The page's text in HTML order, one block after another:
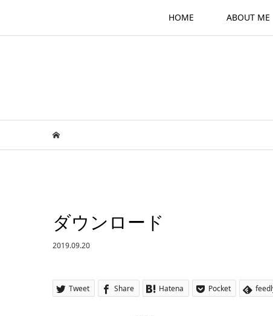
HOME ABOUT ME
ダウンロード
2019.09.20
Tweet Share Hatena Pocket